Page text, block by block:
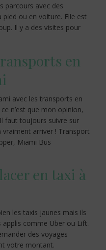
parcours avec des
ou en voiture. Elle est
Il y a des visites pour
en
avec les transports en
n’est que mon opinion,
faut toujours suivre sur
vraiment arriver ! Transport
Miami Bus
en taxi à
les taxis jaunes mais ils
comme Uber ou Lift.
des voyages
votre montant.